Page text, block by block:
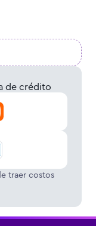
de crédito
traer costos